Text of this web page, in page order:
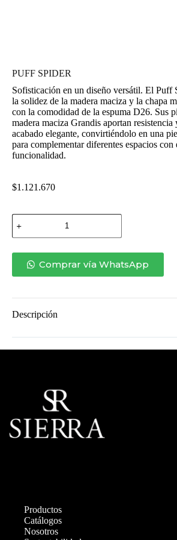
PUFF SPIDER
Sofisticación en un diseño versátil. El Puff
la solidez de la madera maciza y la chapa
con la comodidad de la espuma D26. Sus
madera maciza Grandis aportan resistencia
acabado elegante, convirtiéndolo en una
para complementar diferentes espacios con
funcionalidad.
$1.121.670
PUFF
SPIDER
cantidad
Comprar vía WhatsApp
Descripción
Productos
Catálogos
Nosotros